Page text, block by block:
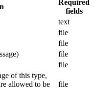
Required
fields
text
file
file
file
file
of this type,
allowed to be
file